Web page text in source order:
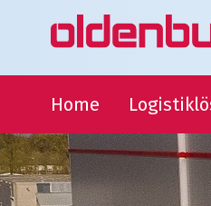
Home
Transport
Warehousing
Supply